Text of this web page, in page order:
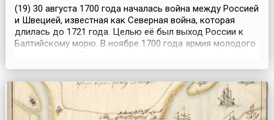
(19) 30 августа 1700 года началась война между Россией
и Швецией, известная как Северная война, которая
длилась до 1721 года. Целью её был выход России к
Балтийскому морю. В ноябре 1700 года армия молодого
шведским королем Карлом ХII. После поражения Петр в
в результате которых были фактически за...